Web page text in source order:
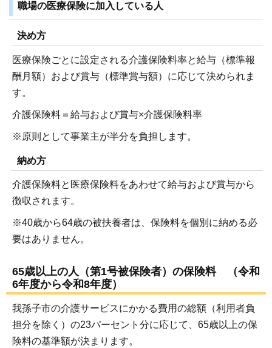
職場の医療保険に加入している人
決め方
医療保険ごとに設定される介護保険料率と給与（標準報
酬月額）および賞与（標準賞与額）に応じて決められま
す。
介護保険料＝給与および賞与×介護保険料率
※原則として事業主が半分を負担します。
納め方
介護保険料と医療保険料をあわせて給与および賞与から
徴収されます。
※40歳から64歳の被扶養者は、保険料を個別に納める必
要はありません。
65歳以上の人（第1号被保険者）の保険料 （令和
6年度から令和8年度）
我孫子市の介護サービスにかかる費用の総額（利用者負
担分を除く）の23パーセント分に応じて、65歳以上の保
険料の基準額が決まります。